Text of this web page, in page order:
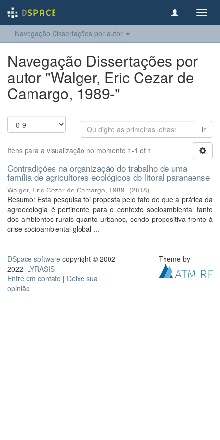
Navegação Dissertações por autor
Navegação Dissertações por
autor "Walger, Eric Cezar de
Camargo, 1989-"
Ir
Itens para a visualização no momento 1-1 of 1
Contradições na organização do trabalho de uma
família de agricultores ecológicos do litoral paranaense
Walger, Eric Cezar de Camargo, 1989- (2018)
Resumo: Esta pesquisa foi proposta pelo fato de que a prática da
agroecologia é pertinente para o contexto socioambiental tanto
dos ambientes rurais quanto urbanos, sendo propositiva frente à
crise socioambiental global ...
DSpace software copyright © 2002-
2022 LYRASIS
Entre em contato | Deixe sua
opinião
Theme by